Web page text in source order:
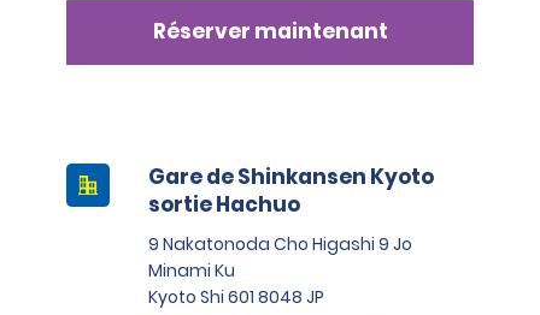
Réserver maintenant
Gare de Shinkansen Kyoto
sortie Hachuo
9 Nakatonoda Cho Higashi 9 Jo
Minami Ku
Kyoto Shi 601 8048 JP